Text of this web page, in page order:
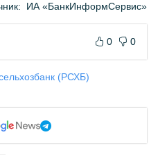
ИА «БанкИнформСервис»
0 0
(РСХБ)